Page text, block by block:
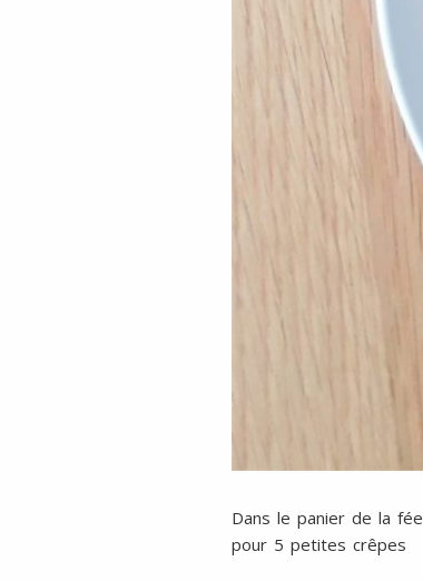
Dans le panier de la fée
pour 5 petites crêpes